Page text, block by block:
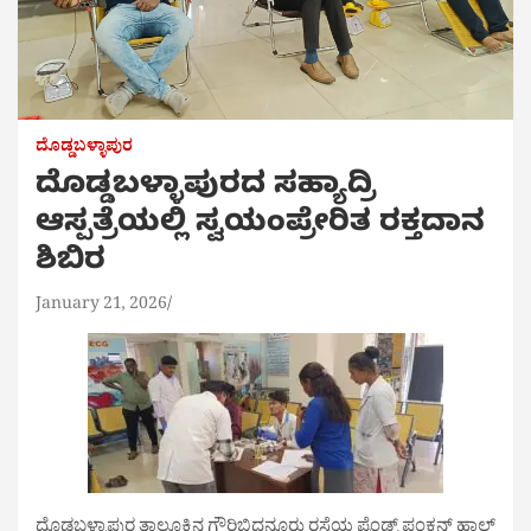
ದೊಡ್ಡಬಳ್ಳಾಪುರ
ದೊಡ್ಡಬಳ್ಳಾಪುರದ ಸಹ್ಯಾದ್ರಿ
ಆಸ್ಪತ್ರೆಯಲ್ಲಿ ಸ್ವಯಂಪ್ರೇರಿತ ರಕ್ತದಾನ
ಶಿಬಿರ
January 21, 2026